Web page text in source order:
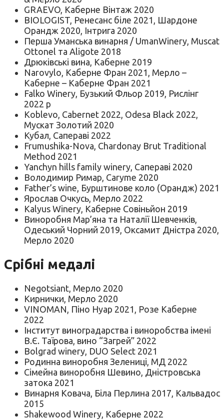
GRAEVO, Каберне Вінтаж 2020
BIOLOGIST, Ренесанс біле 2021, Шардоне
Орандж 2020, Інтрига 2020
Перша Уманська винарня / UmanWinery, Muscat
Ottonel та Aligote 2018
Дрюківські вина, Каберне 2019
Narovylo, Каберне Фран 2021, Мерло –
Каберне – Каберне Фран 2021
Falko Winery, Бузький Фльор 2019, Рислінг
2022 р
Koblevo, Cabernet 2022, Odesa Black 2022,
Мускат Золотий 2020
Кубал, Сапераві 2022
Frumushika-Nova, Chardonay Brut Traditional
Method 2021
Yanchyn hills family winery, Сапераві 2020
Володимир Римар, Caryme 2020
Father’s wine, Бурштинове коло (Орандж) 2021
Ярослав Очкусь, Мерло 2022
Kalyus Winery, Каберне Совіньйон 2019
Виноробня Мар’яна та Наталії Шевченків,
Одеський Чорний 2019, Оксамит Дністра 2020,
Мерло 2020
Срібні медалі
Negotsiant, Мерло 2020
Кирнички, Мерло 2020
VINOMAN, Піно Нуар 2021, Розе Каберне
2022
Інститут виноградарства і виноробства імені
В.Є. Таїрова, вино “Загрей” 2022
Bolgrad winery, DUO Select 2021
Родинна виноробня Зелениці, МД 2022
Сімейна виноробня Шевино, Дністровська
затока 2021
Винарня Ковача, Біла Перлина 2017, Кальвадос
2015
Shakewood Winery, Каберне 2022